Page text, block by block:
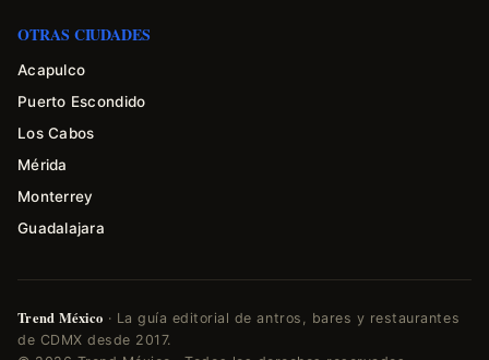
OTRAS CIUDADES
Acapulco
Puerto Escondido
Los Cabos
Mérida
Monterrey
Guadalajara
Trend México · La guía editorial de antros, bares y restaurantes
de CDMX desde 2017.